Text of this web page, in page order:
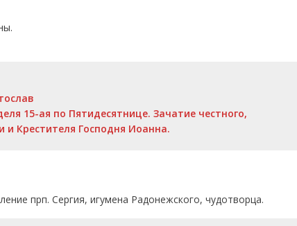
15-ая по Пятидесятнице. Зачатие честного,
и Крестителя Господня Иоанна.
прп. Сергия, игумена Радонежского, чудотворца.